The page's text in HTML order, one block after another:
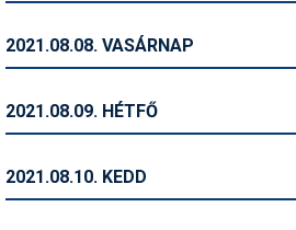
Pályázatok
Portálinfo
Síbérletárak
2021.08.08. VASÁRNAP
2021.08.09. HÉTFŐ
2021.08.10. KEDD